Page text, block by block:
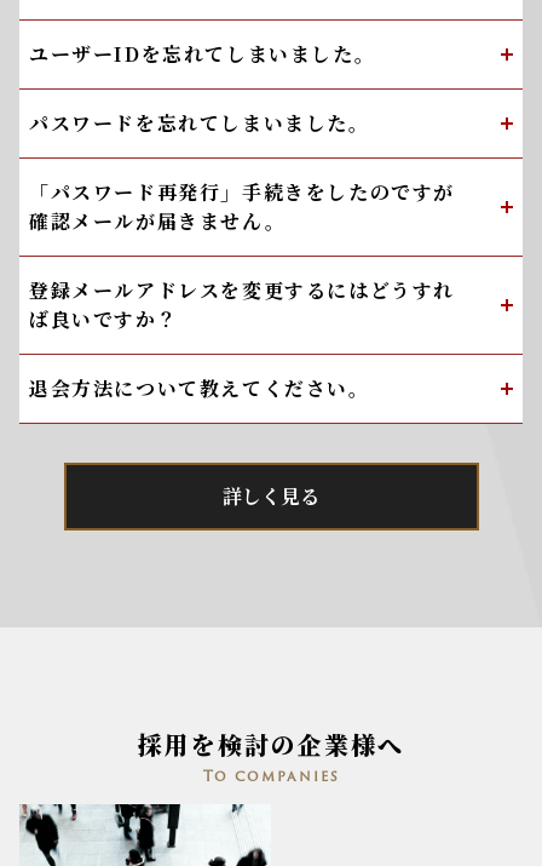
ユーザーIDを忘れてしまいました。
パスワードを忘れてしまいました。
「パスワード再発行」手続きをしたのですが
確認メールが届きません。
登録メールアドレスを変更するにはどうすれ
ば良いですか？
退会方法について教えてください。
詳しく見る
採用を検討の企業様へ
To companies